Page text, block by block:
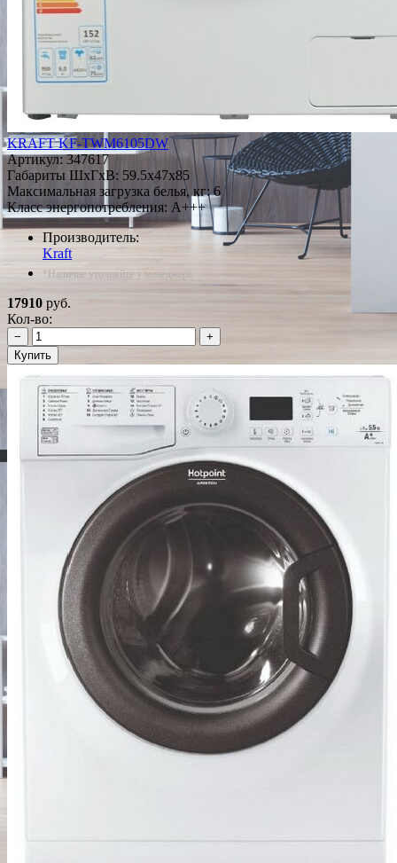
KRAFT KF-TWM6105DW
Артикул:347617
Габариты ШxГxВ: 59.5x47x85
Максимальная загрузка белья, кг: 6
Класс энергопотребления: A+++
Производитель:
Kraft
*Наличие уточняйте у менеджера
17910 руб.
Кол-во:
−
+
Купить